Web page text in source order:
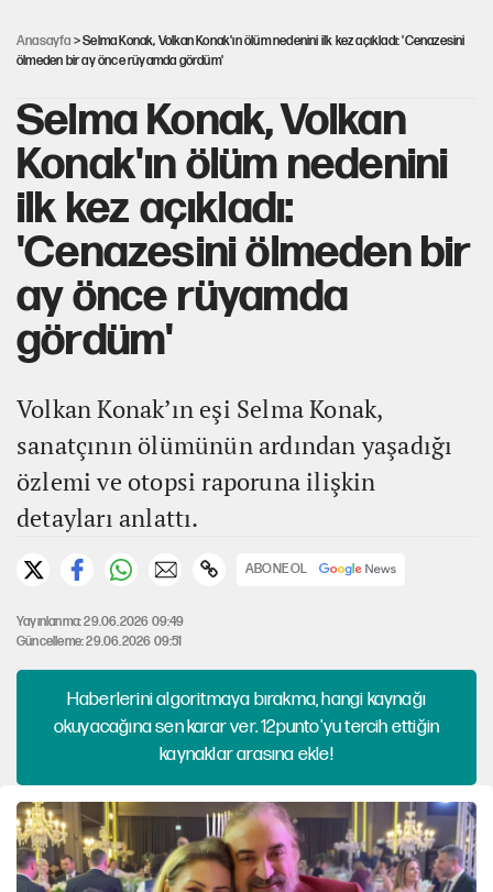
Anasayfa > Selma Konak, Volkan Konak'ın ölüm nedenini ilk kez açıkladı: 'Cenazesini
ölmeden bir ay önce rüyamda gördüm'
Selma Konak, Volkan
Konak'ın ölüm nedenini
ilk kez açıkladı:
'Cenazesini ölmeden bir
ay önce rüyamda
gördüm'
Volkan Konak’ın eşi Selma Konak,
sanatçının ölümünün ardından yaşadığı
özlemi ve otopsi raporuna ilişkin
detayları anlattı.
ABONE OL
Yayınlanma: 29.06.2026 09:49
Güncelleme: 29.06.2026 09:51
Haberlerini algoritmaya bırakma, hangi kaynağı
okuyacağına sen karar ver. 12punto'yu tercih ettiğin
kaynaklar arasına ekle!